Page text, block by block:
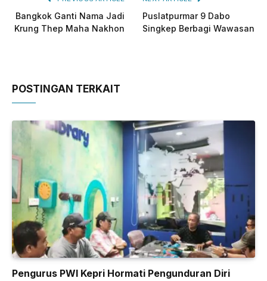
Bangkok Ganti Nama Jadi
Krung Thep Maha Nakhon
Puslatpurmar 9 Dabo
Singkep Berbagi Wawasan
POSTINGAN TERKAIT
Pengurus PWI Kepri Hormati Pengunduran Diri